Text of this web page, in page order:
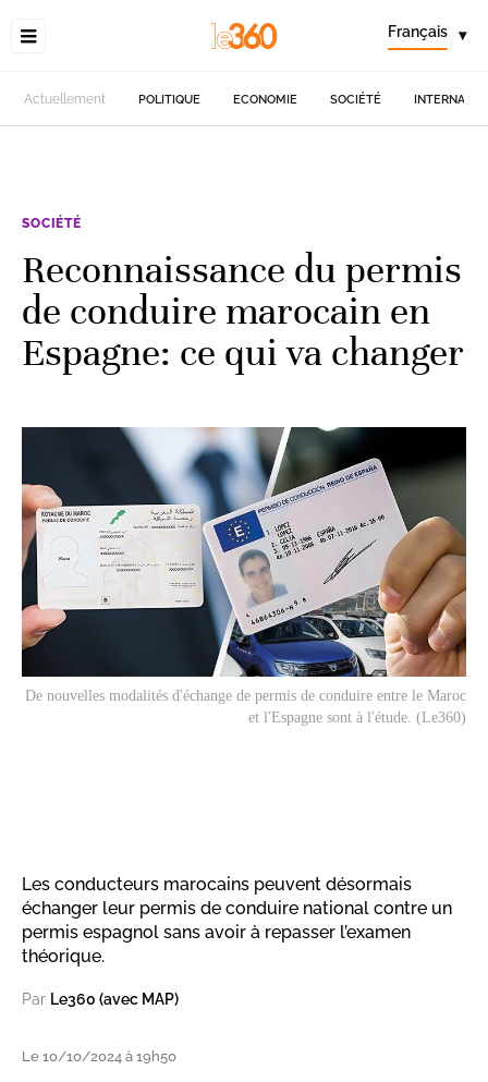
Français ▾
Actuellement POLITIQUE ECONOMIE SOCIÉTÉ
SOCIÉTÉ
Reconnaissance du permis
de conduire marocain en
Espagne: ce qui va changer
De nouvelles modalités d'échange de permis de conduire entre le Maroc
et l'Espagne sont à l'étude. (Le360)
Les conducteurs marocains peuvent désormais
échanger leur permis de conduire national contre un
permis espagnol sans avoir à repasser l’examen
théorique.
Par Le360 (avec MAP)
Le 10/10/2024 à 19h50